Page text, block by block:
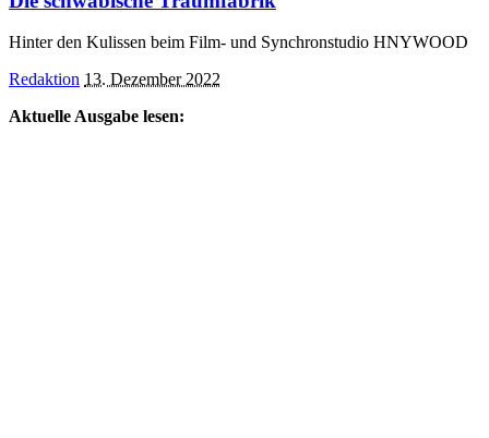
Hinter den Kulissen beim Film- und Synchronstudio HNYWOOD
Posted
Redaktion 13. Dezember 2022
Aktuelle Ausgabe lesen: